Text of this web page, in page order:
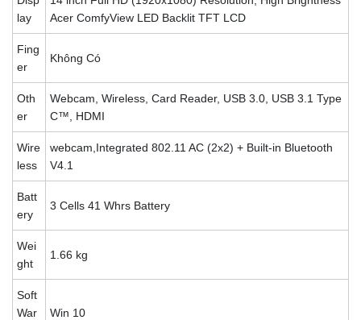
lay
Acer ComfyView LED Backlit TFT LCD
Fing
er
Không Có
Oth
er
Webcam, Wireless, Card Reader, USB 3.0, USB 3.1 Type
C™, HDMI
Wire
less
webcam,Integrated 802.11 AC (2x2) + Built-in Bluetooth
V4.1
Batt
ery
3 Cells 41 Whrs Battery
Wei
ght
1.66 kg
Soft
War
Win 10